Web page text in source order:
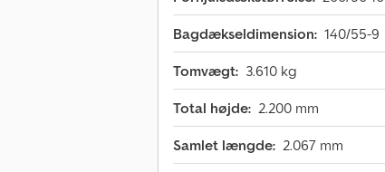
Bagdækseldimension: 140/55-9
Tomvægt: 3.610 kg
Total højde: 2.200 mm
Samlet længde: 2.067 mm